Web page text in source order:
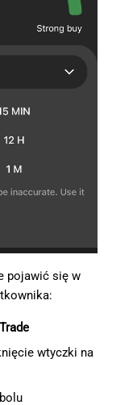
pojawić się w
Trade
wtyczki na